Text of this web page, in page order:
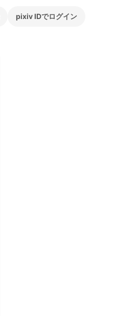
pixiv IDでログイン